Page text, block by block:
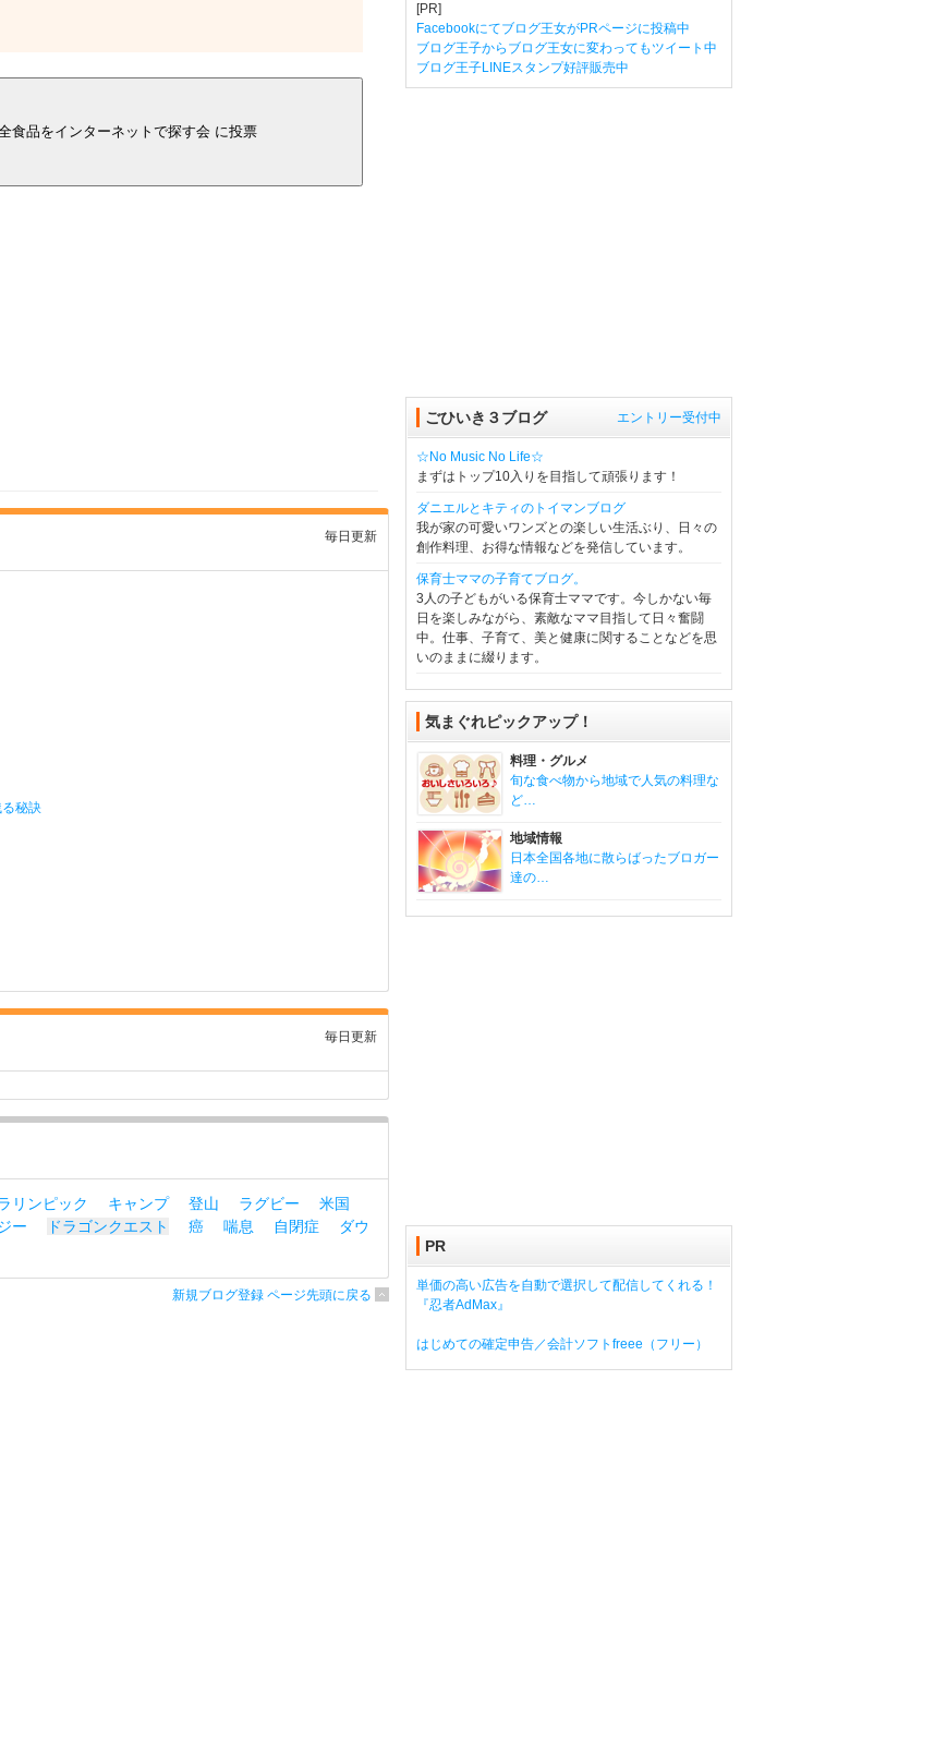
毎日更新
秘訣
毎日更新
リンピック キャンプ 登山 ラグビー
米国
ー ドラゴンクエスト 癌 喘息 自閉症
ダウ
新規ブログ登録 ページ先頭に戻る
[PR]
Facebookにてブログ王女がPRページに投稿中
ブログ王子からブログ王女に変わってもツイート中
ブログ王子LINEスタンプ好評販売中
エントリー受付中
ごひいき３ブログ
☆No Music No Life☆
まずはトップ10入りを目指して頑張ります！
ダニエルとキティのトイマンブログ
我が家の可愛いワンズとの楽しい生活ぶり、日々の
創作料理、お得な情報などを発信しています。
保育士ママの子育てブログ。
3人の子どもがいる保育士ママです。今しかない毎
日を楽しみながら、素敵なママ目指して日々奮闘
中。仕事、子育て、美と健康に関することなどを思
いのままに綴ります。
気まぐれピックアップ！
料理・グルメ
旬な食べ物から地域で人気の料理な
ど…
地域情報
日本全国各地に散らばったブロガー
達の…
PR
単価の高い広告を自動で選択して配信してくれる！
『忍者AdMax』
はじめての確定申告／会計ソフトfreee（フリー）